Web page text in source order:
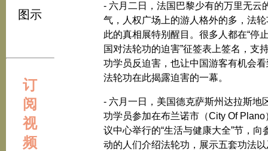
图示
订
阅
视
频
- 六月二日，法国巴黎少有的万里无云
气，人权广场上的游人格外的多，法轮
此的真相展特别醒目。很多人都在“停
国对法轮功的迫害”征签表上签名，支
功学员反迫害，也让中国游客有机会看
法轮功在此揭露迫害的一幕。
- 六月一日，美国德克萨斯州达拉斯地
功学员参加在布兰诺市（City Of Plano
议中心举行的“生活与健康大全”节，向
动的人们介绍法轮功，展示五套功法以